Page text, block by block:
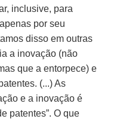
inclusive, para
por seu
disso em outras
a inovação (não
que a entorpece) e
(...) As
e a inovação é
patentes”. O que